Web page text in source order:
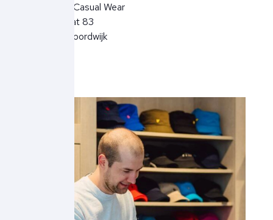
Ben Borst Casual Wear
Hoofdstraat 83
2202EV Noordwijk